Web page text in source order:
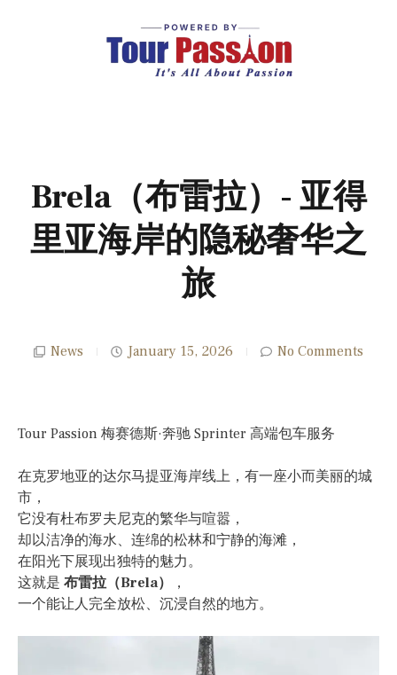
Brela（布雷拉）- 亚得
里亚海岸的隐秘奢华之
旅
News January 15, 2026 No Comments
Tour Passion 梅赛德斯·奔驰 Sprinter 高端包车服务
在克罗地亚的达尔马提亚海岸线上，有一座小而美丽的城
市，
它没有杜布罗夫尼克的繁华与喧嚣，
却以洁净的海水、连绵的松林和宁静的海滩，
在阳光下展现出独特的魅力。
这就是 布雷拉（Brela）
，
一个能让人完全放松、沉浸自然的地方。